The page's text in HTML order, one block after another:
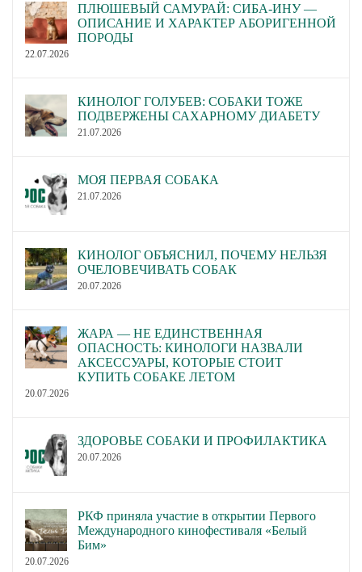
ПЛЮШЕВЫЙ САМУРАЙ: СИБА-ИНУ —
ОПИСАНИЕ И ХАРАКТЕР АБОРИГЕННОЙ
ПОРОДЫ
22.07.2026
КИНОЛОГ ГОЛУБЕВ: СОБАКИ ТОЖЕ
ПОДВЕРЖЕНЫ САХАРНОМУ ДИАБЕТУ
21.07.2026
МОЯ ПЕРВАЯ СОБАКА
21.07.2026
КИНОЛОГ ОБЪЯСНИЛ, ПОЧЕМУ НЕЛЬЗЯ
ОЧЕЛОВЕЧИВАТЬ СОБАК
20.07.2026
ЖАРА — НЕ ЕДИНСТВЕННАЯ
ОПАСНОСТЬ: КИНОЛОГИ НАЗВАЛИ
АКСЕССУАРЫ, КОТОРЫЕ СТОИТ
КУПИТЬ СОБАКЕ ЛЕТОМ
20.07.2026
ЗДОРОВЬЕ СОБАКИ И ПРОФИЛАКТИКА
20.07.2026
РКФ приняла участие в открытии Первого
Международного кинофестиваля «Белый
Бим»
20.07.2026